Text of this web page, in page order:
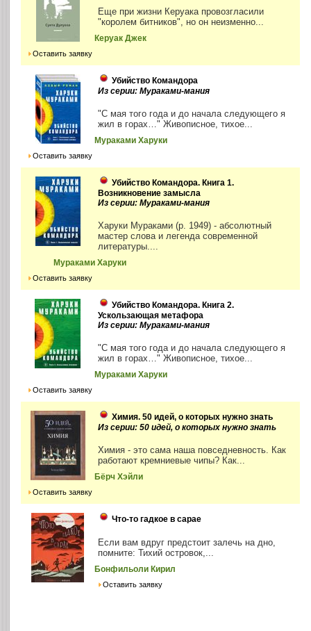
Еще при жизни Керуака провозгласили
"королем битников", но он неизменно...
Керуак Джек
Оставить заявку
Убийство Командора
Из серии: Мураками-мания
"С мая того года и до начала следующего я
жил в горах…" Живописное, тихое...
Мураками Харуки
Оставить заявку
Убийство Командора. Книга 1.
Возникновение замысла
Из серии: Мураками-мания
Харуки Мураками (р. 1949) - абсолютный
мастер слова и легенда современной
литературы....
Мураками Харуки
Оставить заявку
Убийство Командора. Книга 2.
Ускользающая метафора
Из серии: Мураками-мания
"С мая того года и до начала следующего я
жил в горах…" Живописное, тихое...
Мураками Харуки
Оставить заявку
Химия. 50 идей, о которых нужно знать
Из серии: 50 идей, о которых нужно знать
Химия - это сама наша повседневность. Как
работают кремниевые чипы? Как...
Бёрч Хэйли
Оставить заявку
Что-то гадкое в сарае
Если вам вдруг предстоит залечь на дно,
помните: Тихий островок,...
Бонфильоли Кирил
Оставить заявку